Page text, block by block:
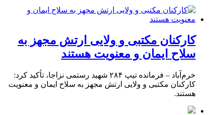
کارکنان مکتبی و ولایی ارتش مجهز به
سلاح ایمان و معنویت هستند
خرم‌آباد – فرمانده تیپ ۲۸۴ شهید رستمی نزاجا، تأکید کرد:
کارکنان مکتبی و ولایی ارتش مجهز به سلاح ایمان و معنویت
هستند.